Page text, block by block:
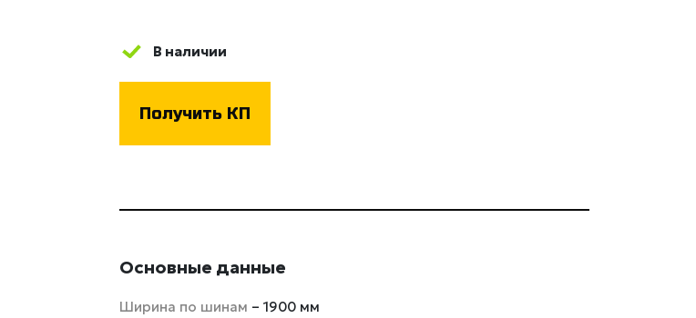
В наличии
Получить КП
Основные данные
Ширина по шинам – 1900 мм